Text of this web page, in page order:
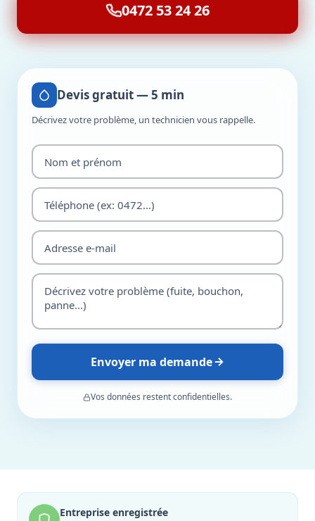
0472 53 24 26
Devis gratuit — 5 min
Décrivez votre problème, un technicien vous rappelle.
Envoyer ma demande
Vos données restent confidentielles.
Entreprise enregistrée